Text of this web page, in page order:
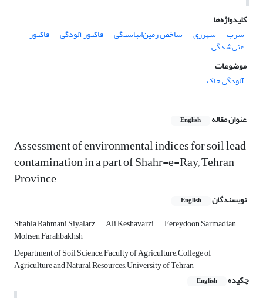
کلیدواژه‌ها
سرب
شهرری شاخص زمین‌انباشتگی فاکتور آلودگی فاکتور
غنی‌شدگی
موضوعات
آلودگی خاک
عنوان مقاله English
Assessment of environmental indices for soil lead
contamination in a part of Shahr-e-Ray, Tehran
Province
نویسندگان English
Shahla Rahmani Siyalarz Ali Keshavarzi Fereydoon Sarmadian
Mohsen Farahbakhsh
Department of Soil Science, Faculty of Agriculture, College of
Agriculture and Natural Resources, University of Tehran
چکیده
English